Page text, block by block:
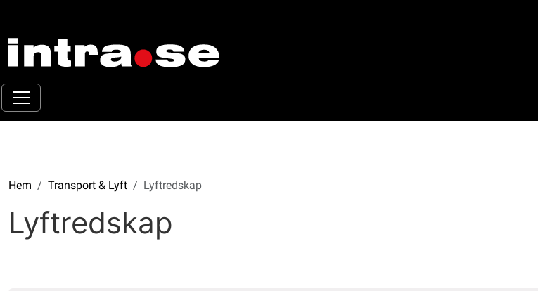
Hem Transport & Lyft Lyftredskap
Lyftredskap